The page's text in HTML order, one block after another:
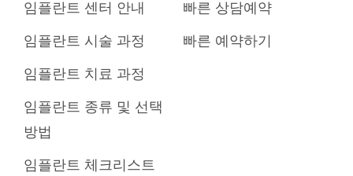
임플란트 센터 안내
임플란트 시술 과정
임플란트 치료 과정
임플란트 종류 및 선택
방법
임플란트 체크리스트
빠른 상담예약
빠른 예약하기